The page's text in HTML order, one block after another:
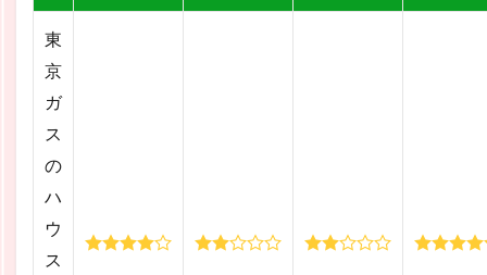
東
京
ガ
ス
の
ハ
ウ
ス